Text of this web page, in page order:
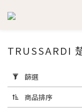
用
篩
選
(0/20)
TRUSSARDI
篩選
商品排序